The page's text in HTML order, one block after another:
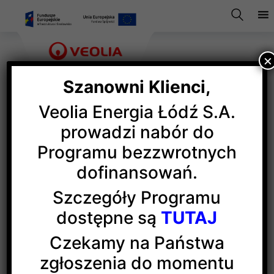
EC1 wyróżnione nagrodą
Europa Nostra 2025
Jesteśmy dumni, że energetyczne dziedzictwo Łodzi
w postaci kompleksu historycznej elektrociepłowni
EC1 zostało wyróżnione prestiżową Nagrodą Europa
Nostra 2025 przyznawaną przez UE i organizację
Europa Nostra.
Szanowni Klienci,
Veolia Energia Łódź S.A.
prowadzi nabór do
Programu bezzwrotnych
dofinansowań.
Szczegóły Programu
dostępne są TUTAJ
Czekamy na Państwa
zgłoszenia do momentu
×